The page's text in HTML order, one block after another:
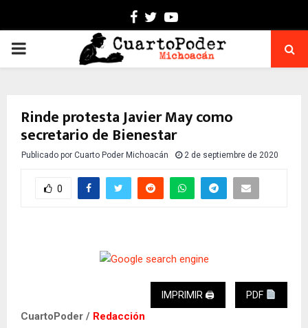
Facebook
TwitterYoutube
PRIMARY
Rinde protesta Javier May como
secretario de Bienestar
Publicado por Cuarto Poder Michoacán 2 de septiembre de 2020
0
IMPRIMIR 🖨 PDF
CuartoPoder / Redacción